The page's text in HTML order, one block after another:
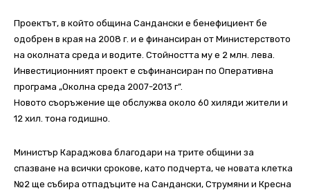
Проектът, в който община Сандански е бенефициент бе
одобрен в края на 2008 г. и е финансиран от Министерството
на околната среда и водите. Стойността му е 2 млн. лева.
Инвестиционният проект е съфинансиран по Оперативна
програма „Околна среда 2007-2013 г”.
Новото съоръжение ще обслужва около 60 хиляди жители и
12 хил. тона годишно.
Министър Караджова благодари на трите общини за
спазване на всички срокове, като подчерта, че новата клетка
№2 ще събира отпадъците на Сандански, Струмяни и Кресна